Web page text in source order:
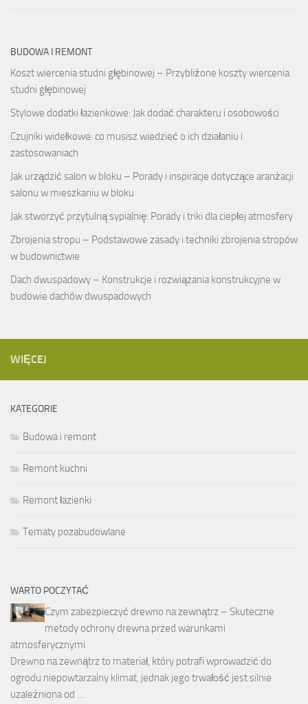
BUDOWA I REMONT
Koszt wiercenia studni głębinowej – Przybliżone koszty wiercenia
studni głębinowej
Stylowe dodatki łazienkowe: Jak dodać charakteru i osobowości
Czujniki widełkowe: co musisz wiedzieć o ich działaniu i
zastosowaniach
Jak urządzić salon w bloku – Porady i inspiracje dotyczące aranżacji
salonu w mieszkaniu w bloku
Jak stworzyć przytulną sypialnię: Porady i triki dla ciepłej atmosfery
Zbrojenia stropu – Podstawowe zasady i techniki zbrojenia stropów
w budownictwie
Dach dwuspadowy – Konstrukcje i rozwiązania konstrukcyjne w
budowie dachów dwuspadowych
WIĘCEJ
KATEGORIE
Budowa i remont
Remont kuchni
Remont łazienki
Tematy pozabudowlane
WARTO POCZYTAĆ
Czym zabezpieczyć drewno na zewnątrz – Skuteczne
metody ochrony drewna przed warunkami
atmosferycznymi
Drewno na zewnątrz to materiał, który potrafi wprowadzić do
ogrodu niepowtarzalny klimat, jednak jego trwałość jest silnie
uzależniona od …